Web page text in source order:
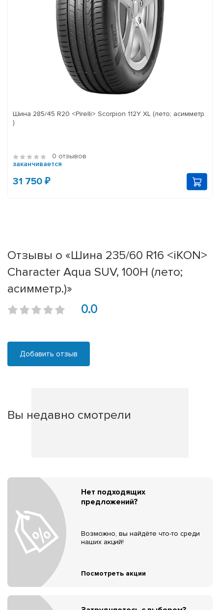
Шина 285/45 R20 <Pirelli> Scorpion 112Y XL (лето; асимметр.
)
0 отзывов
заканчивается
31 750 ₽
Отзывы о «Шина 235/60 R16 <iKON>
Character Aqua SUV, 100H (лето;
асимметр.)»
0.0
Добавить отзыв
Вы недавно смотрели
Нет подходящих
предложений?
Возможно, вы найдёте что-то среди
наших акций!
Посмотреть акции